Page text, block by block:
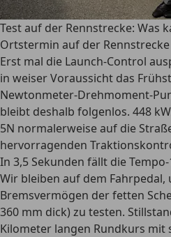
Test auf der Rennstrecke: Was
Ortstermin auf der
Erst mal die Launch-Control
in weiser Voraussicht das
Newtonmeter-Drehmoment-
bleibt deshalb folgenlos. 448
5N normalerweise auf die
hervorragenden
In 3,5 Sekunden fällt die
Wir bleiben auf dem
Bremsvermögen der fetten
360 mm dick) zu testen.
Kilometer langen Rundkurs mit